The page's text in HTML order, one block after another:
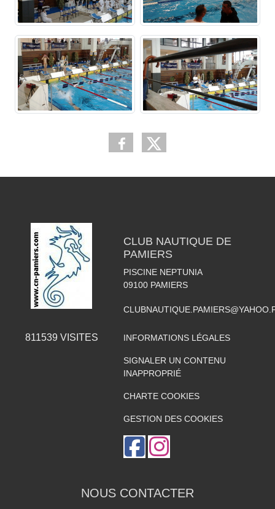
811539 VISITES
CLUB NAUTIQUE DE
PAMIERS
PISCINE NEPTUNIA
09100 PAMIERS
INFORMATIONS LÉGALES
SIGNALER UN CONTENU
INAPPROPRIÉ
CHARTE COOKIES
GESTION DES COOKIES
NOUS CONTACTER